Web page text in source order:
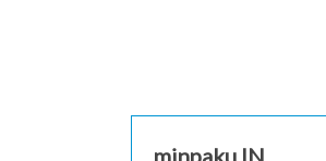
minpaku IN